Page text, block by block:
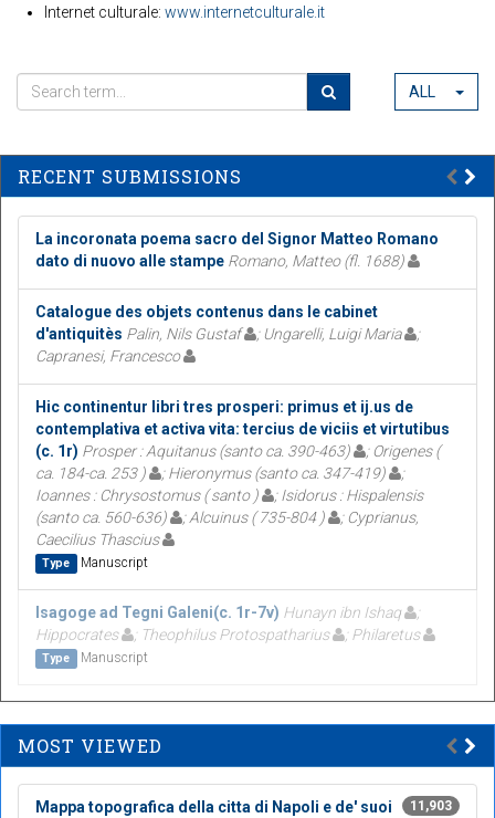
Internet culturale: www.internetculturale.it
ALL
RECENT SUBMISSIONS
La incoronata poema sacro del Signor Matteo Romano
dato di nuovo alle stampe Romano, Matteo (fl. 1688)
Catalogue des objets contenus dans le cabinet
d'antiquitès Palin, Nils Gustaf ; Ungarelli, Luigi Maria
;
Capranesi, Francesco
Hic continentur libri tres prosperi: primus et ij.us de
contemplativa et activa vita: tercius de viciis et virtutibus
(c. 1r) Prosper : Aquitanus (santo ca. 390-463)
; Origenes (
ca. 184-ca. 253 )
; Hieronymus (santo ca. 347-419)
;
Ioannes : Chrysostomus ( santo )
; Isidorus : Hispalensis
(santo ca. 560-636)
; Alcuinus ( 735-804 )
; Cyprianus,
Caecilius Thascius
Type Manuscript
Isagoge ad Tegni Galeni(c. 1r-7v) Hunayn ibn Ishaq
Hippocrates
; Theophilus Protospatharius ; Philaretus
Type Manuscript
MOST VIEWED
11,903
Mappa topografica della citta di Napoli e de' suoi